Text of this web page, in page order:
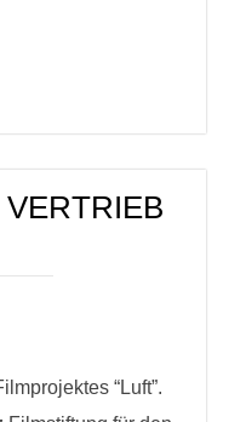
“Luft”.